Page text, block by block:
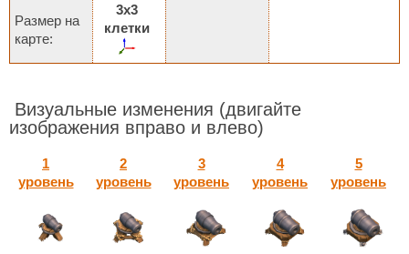
Размер на
карте:
3х3
клетки
Визуальные изменения (двигайте
изображения вправо и влево)
1
уровень
2
уровень
3
уровень
4
уровень
5
уровень